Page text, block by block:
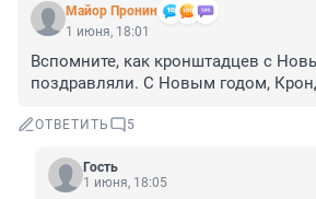
Майор Пронин
1 июня, 18:01
Вспомните, как кронштадцев с
поздравляли. С Новым годом,
ОТВЕТИТЬ 5
Гость
1 июня, 18:05